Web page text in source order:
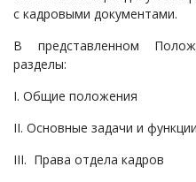
с кадровыми документами.
В представленном
разделы:
I. Общие положения
II. Основные задачи и
III. Права отдела кадров